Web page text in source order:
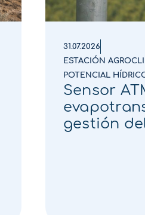
31.07.2026
ESTACIÓN
POTENCIAL
Sensor
gestión